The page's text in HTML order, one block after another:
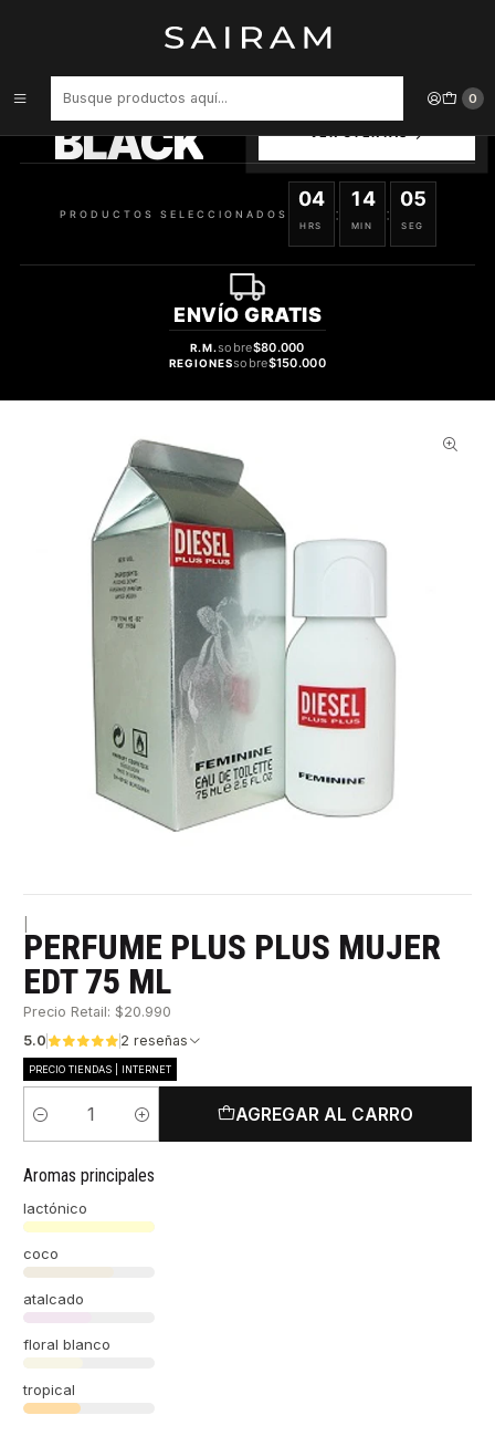
0
Perfume Plus Plus Mujer Edt 75 ml
BLACK
SELECCIONADOS
PRODUCTOS SELECCIONADOS
04
HRS
:
14
MIN
:
05
SEG
ENVÍO GRATIS
R.M.sobre$80.000
REGIONESsobre$150.000
PERFUME PLUS PLUS MUJER
EDT 75 ML
Precio Retail: $20.990
5.0
2 reseñas
PRECIO TIENDAS | INTERNET
Cantidad
AGREGAR AL CARRO
Aromas principales
lactónico
coco
atalcado
floral blanco
tropical